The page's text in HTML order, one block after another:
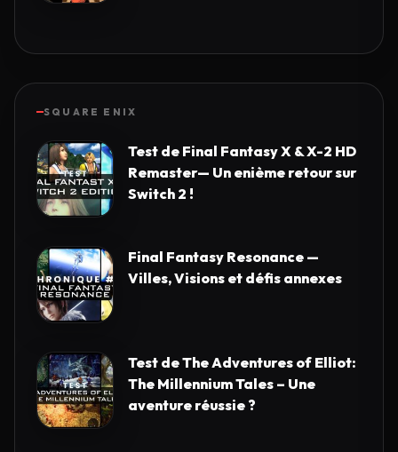
SQUARE ENIX
Test de Final Fantasy X & X-2 HD
Remaster— Un enième retour sur
Switch 2 !
Final Fantasy Resonance —
Villes, Visions et défis annexes
Test de The Adventures of Elliot:
The Millennium Tales – Une
aventure réussie ?